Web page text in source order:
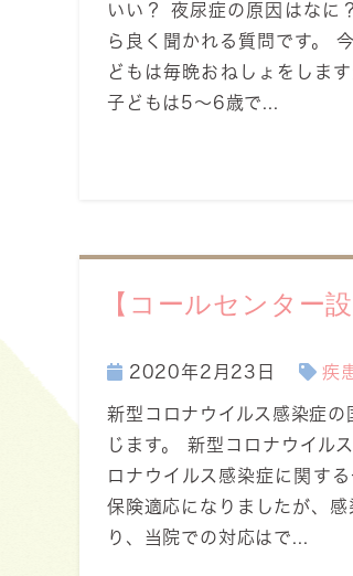
いい？ 夜尿症の原因はなに
ら良く聞かれる質問です。
どもは毎晩おねしょをしま
子どもは5～6歳で...
【コールセンター
2020年2月23日 疾
新型コロナウイルス感染症
じます。 新型コロナウイル
ロナウイルス感染症に関す
保険適応になりましたが、
り、当院での対応はで...